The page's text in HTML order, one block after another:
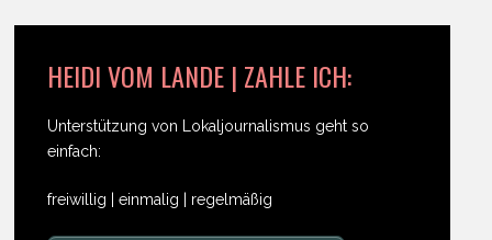
HEIDI VOM LANDE | ZAHLE ICH:
Unterstützung von Lokaljournalismus geht so
einfach:
freiwillig | einmalig | regelmäßig